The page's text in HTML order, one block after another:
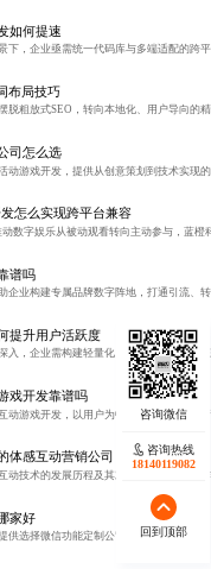
如何提速
布局技巧
司怎么选
怎么实现跨平台兼容
谱吗
提升用户活跃度
戏开发靠谱吗
体感互动营销公司
家好
咨询热线
18140119082
回到顶部